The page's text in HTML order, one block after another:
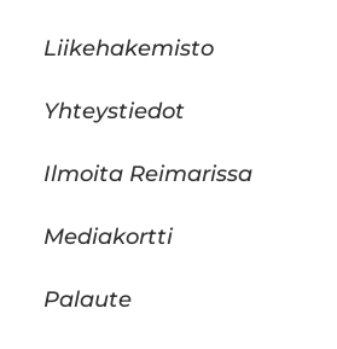
Liikehakemisto
Yhteystiedot
Ilmoita Reimarissa
Mediakortti
Palaute